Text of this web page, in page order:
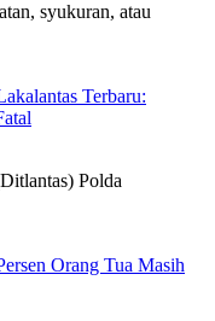
syukuran, atau
Terbaru:
Polda
Orang Tua Masih